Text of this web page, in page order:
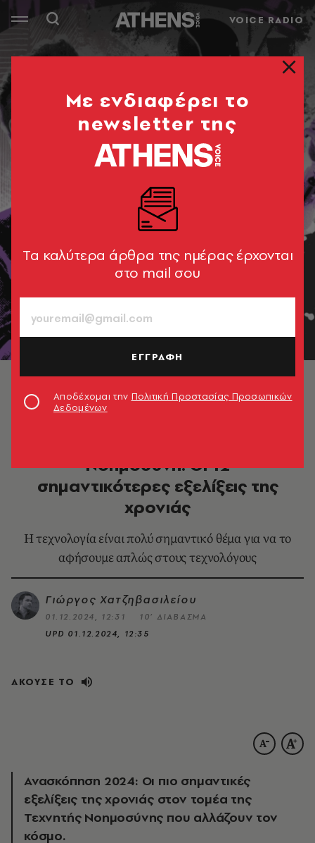
VOICE RADIO
Εικονογράφηση: Γιάννης Γκαμήλης
Νοημοσύνη: Οι 12
σημαντικότερες εξελίξεις της
χρονιάς
Η τεχνολογία είναι πολύ σημαντικό θέμα για να το
αφήσουμε απλώς στους τεχνολόγους
Γιώργος Χατζηβασιλείου
01.12.2024, 12:31
10’ ΔΙΑΒΑΣΜΑ
UPD 01.12.2024, 12:35
ΑΚΟΥΣΕ ΤΟ
Ανασκόπηση 2024: Οι πιο σημαντικές
εξελίξεις της χρονιάς στον τομέα της
Τεχνητής Νοημοσύνης που αλλάζουν τον
κόσμο.
Mε ενδιαφέρει το
newsletter της
Tα καλύτερα άρθρα της ημέρας έρχονται
στο mail σου
ΕΓΓΡΑΦΗ
Αποδέχομαι την Πολιτική Προστασίας Προσωπικών
Δεδομένων